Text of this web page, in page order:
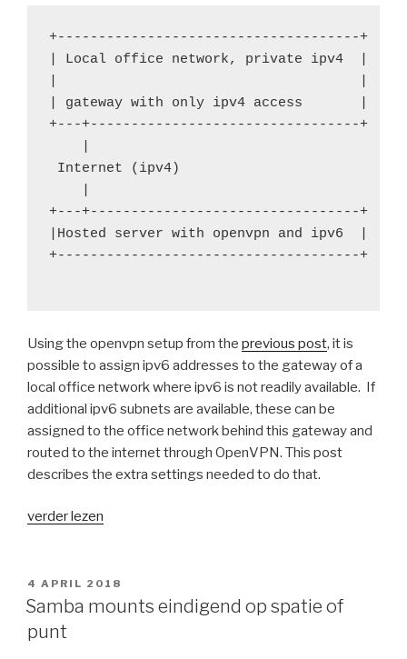
+-------------------------------------+
| Local office network, private ipv4  |
| gateway with only ipv4 access       |
+---+---------------------------------+
Internet (ipv4)
+---+---------------------------------+
|Hosted server with openvpn and ipv6  |
+-------------------------------------+
Using the openvpn setup from the previous post, it is
possible to assign ipv6 addresses to the gateway of a
local office network where ipv6 is not readily available. If
additional ipv6 subnets are available, these can be
assigned to the office network behind this gateway and
routed to the internet through OpenVPN. This post
describes the extra settings needed to do that.
“Providing
openvpn
part
2:
Routing
verder lezen
GEPLAATST
OP
4 APRIL 2018
Samba mounts eindigend op spatie of
punt